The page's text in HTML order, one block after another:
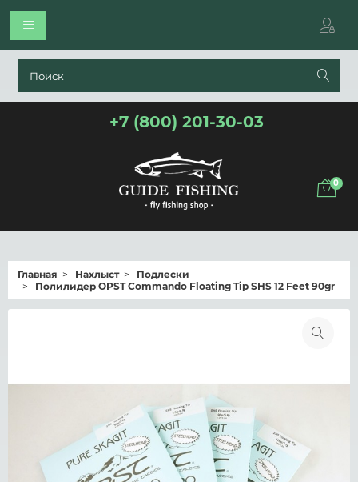
+7 (800) 201-30-03
0
Главная Нахлыст
Подлески
Полилидер OPST Commando Floating Tip SHS 12 Feet 90gr